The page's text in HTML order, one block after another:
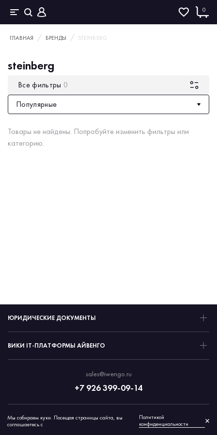
0
ГЛАВНАЯ БРЕНДЫ STEINBERG
steinberg
Все фильтры 0
Популярные
Товары не найдены. Попробуйте изменить фильтры или
категорию.
ЮРИДИЧЕСКИЕ ДОКУМЕНТЫ
ВИКИ IT-ПЛАТФОРМЫ АЙВЕНГО
sales@iwengo.ru
+7 926 399-09-14
© 2026 Айвенго
Мы собираем куки. Посещая страницы сайта, вы
соглашаетесь с
Политикой
конфиденциальности
×